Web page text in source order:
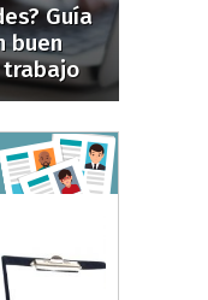
Guía
buen
trabajo